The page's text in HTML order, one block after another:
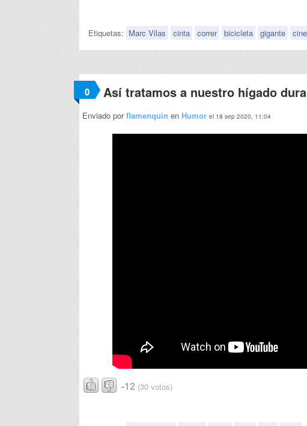
Etiquetas: Marc Vilas cinta correr bicicleta gigante cine
0 Así tratamos a nuestro hígado
Enviado porflamenquin en Humor el 18 sep 2020, 11:04
-12 (30 votos)